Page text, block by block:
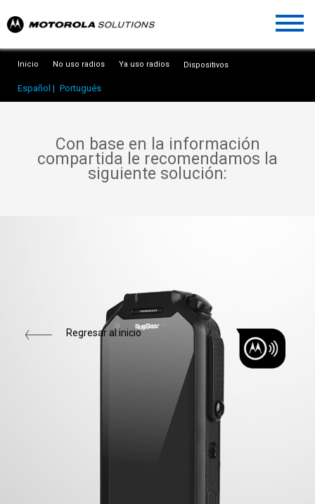
Inicio No uso radios Ya uso radios Dispositivos
Español | Portugués
Con base en la información
compartida le recomendamos la
siguiente solución:
Regresar al inicio